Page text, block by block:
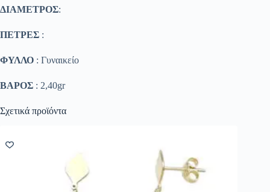
ΔΙΑΜΕΤΡΟΣ:
ΠΕΤΡΕΣ :
ΦΥΛΛΟ : Γυναικείο
ΒΑΡΟΣ : 2,40gr
Σχετικά προϊόντα